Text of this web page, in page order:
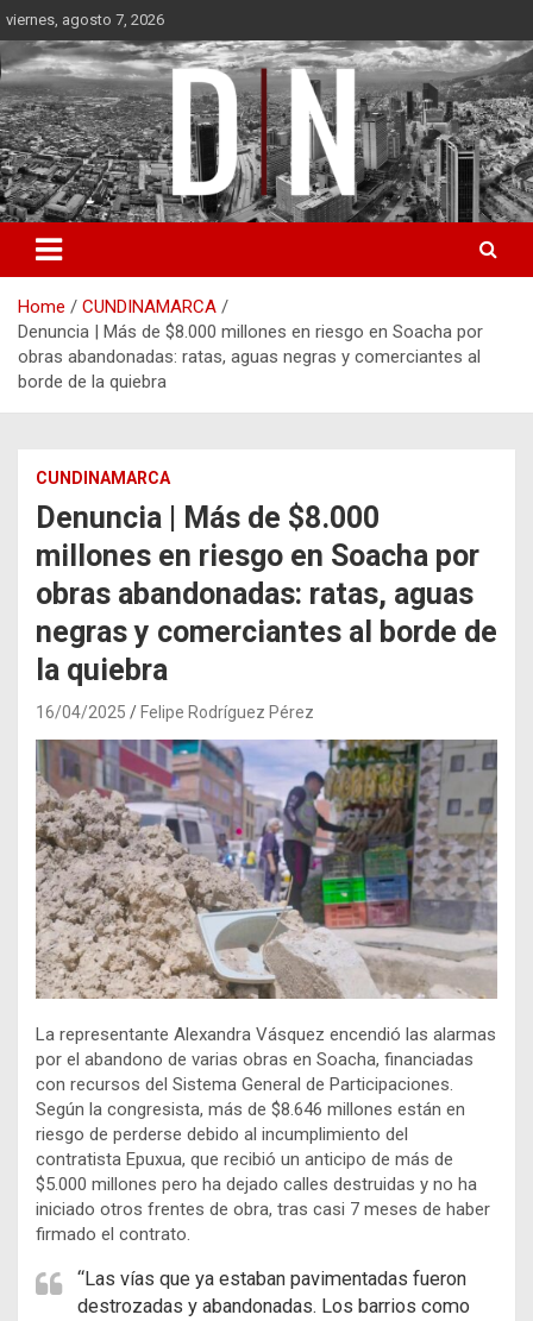
Skip
to
content
viernes, agosto 7, 2026
Diámetro Noticias
Home
CUNDINAMARCA
Denuncia | Más de $8.000 millones en riesgo en Soacha por
obras abandonadas: ratas, aguas negras y comerciantes al
borde de la quiebra
CUNDINAMARCA
Denuncia | Más de $8.000
millones en riesgo en Soacha por
obras abandonadas: ratas, aguas
negras y comerciantes al borde de
la quiebra
16/04/2025 Felipe Rodríguez Pérez
La representante Alexandra Vásquez encendió las alarmas
por el abandono de varias obras en Soacha, financiadas
con recursos del Sistema General de Participaciones.
Según la congresista, más de $8.646 millones están en
riesgo de perderse debido al incumplimiento del
contratista Epuxua, que recibió un anticipo de más de
$5.000 millones pero ha dejado calles destruidas y no ha
iniciado otros frentes de obra, tras casi 7 meses de haber
firmado el contrato.
“Las vías que ya estaban pavimentadas fueron
destrozadas y abandonadas. Los barrios como